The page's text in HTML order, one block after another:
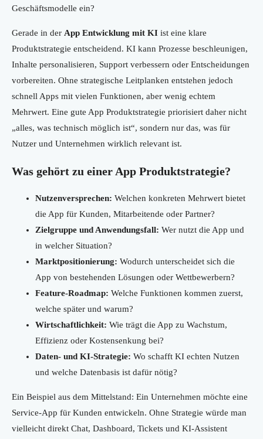
Geschäftsmodelle ein?
Gerade in der App Entwicklung mit KI ist eine klare
Produktstrategie entscheidend. KI kann Prozesse beschleunigen,
Inhalte personalisieren, Support verbessern oder Entscheidungen
vorbereiten. Ohne strategische Leitplanken entstehen jedoch
schnell Apps mit vielen Funktionen, aber wenig echtem
Mehrwert. Eine gute App Produktstrategie priorisiert daher nicht
„alles, was technisch möglich ist“, sondern nur das, was für
Nutzer und Unternehmen wirklich relevant ist.
Was gehört zu einer App Produktstrategie?
Nutzenversprechen: Welchen konkreten Mehrwert bietet
die App für Kunden, Mitarbeitende oder Partner?
Zielgruppe und Anwendungsfall: Wer nutzt die App und
in welcher Situation?
Marktpositionierung: Wodurch unterscheidet sich die
App von bestehenden Lösungen oder Wettbewerbern?
Feature-Roadmap: Welche Funktionen kommen zuerst,
welche später und warum?
Wirtschaftlichkeit: Wie trägt die App zu Wachstum,
Effizienz oder Kostensenkung bei?
Daten- und KI-Strategie: Wo schafft KI echten Nutzen
und welche Datenbasis ist dafür nötig?
Ein Beispiel aus dem Mittelstand: Ein Unternehmen möchte eine
Service-App für Kunden entwickeln. Ohne Strategie würde man
vielleicht direkt Chat, Dashboard, Tickets und KI-Assistent